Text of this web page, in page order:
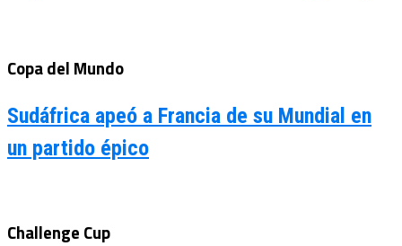
Copa del Mundo
Sudáfrica apeó a Francia de su Mundial en
un partido épico
Challenge Cup